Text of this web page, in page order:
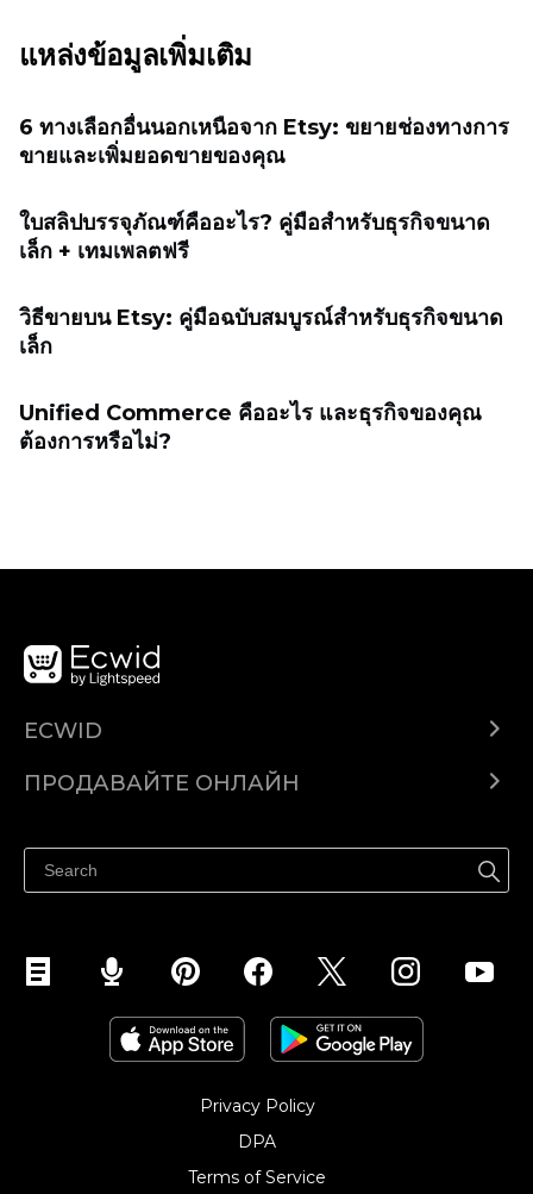
แหล่งข้อมูลเพิ่มเติม
6 ทางเลือกอื่นนอกเหนือจาก Etsy: ขยายช่องทางการ
ขายและเพิ่มยอดขายของคุณ
ใบสลิปบรรจุภัณฑ์คืออะไร? คู่มือสำหรับธุรกิจขนาด
เล็ก + เทมเพลตฟรี
วิธีขายบน Etsy: คู่มือฉบับสมบูรณ์สำหรับธุรกิจขนาด
เล็ก
Unified Commerce คืออะไร และธุรกิจของคุณ
ต้องการหรือไม่?
ECWID
Помощен център
ПРОДАВАЙТЕ ОНЛАЙН
Продавайте във Facebook
Продавайте в Instagram
Privacy Policy
DPA
Terms of Service